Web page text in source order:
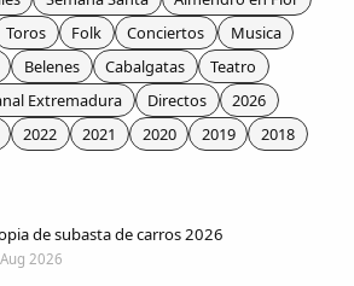
Toros Folk Conciertos
Musica
Belenes Cabalgatas
Teatro
Extremadura Directos
2026
2022 2021 2020 2019
2018
de subasta de carros 2026
2026